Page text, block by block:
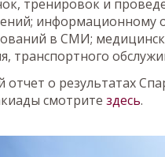
тренировок и
информационному
в СМИ;
транспортного
отчет о результатах
смотрите здесь.